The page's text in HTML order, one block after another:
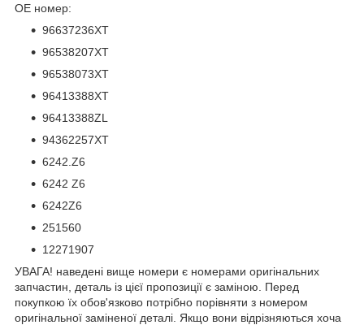
OE номер:
96637236XT
96538207XT
96538073XT
96413388XT
96413388ZL
94362257XT
6242.Z6
6242 Z6
6242Z6
251560
12271907
УВАГА! наведені вище номери є номерами оригінальних
запчастин, деталь із цієї пропозиції є заміною. Перед
покупкою їх обов'язково потрібно порівняти з номером
оригінальної заміненої деталі. Якщо вони відрізняються хоча